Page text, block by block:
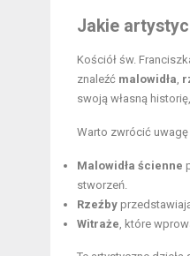
Jakie
Kościół św.
znaleźć malowidła
swoją własną
Warto zwrócić
Malowidła ścienne
stworzeń.
Rzeźby
Witraże , które